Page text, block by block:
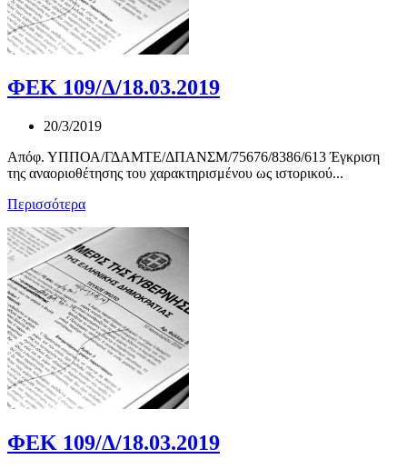
ΦΕΚ 109/Δ/18.03.2019
20/3/2019
Απόφ. ΥΠΠΟΑ/ΓΔΑΜΤΕ/ΔΠΑΝΣΜ/75676/8386/613 Έγκριση
της αναοριοθέτησης του χαρακτηρισμένου ως ιστορικού...
Περισσότερα
ΦΕΚ 109/Δ/18.03.2019